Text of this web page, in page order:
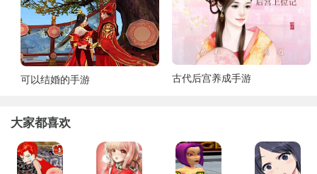
可以结婚的手游 古代后宫养成手游
大家都喜欢